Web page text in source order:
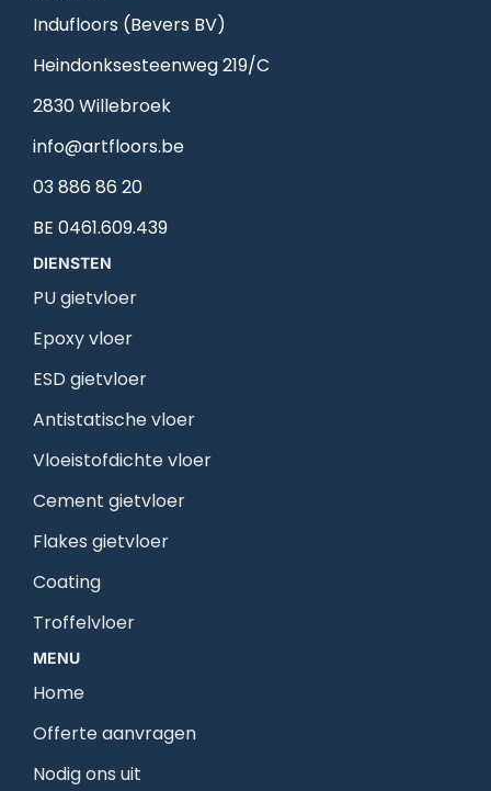
Indufloors (Bevers BV)
Heindonksesteenweg 219/C
2830 Willebroek
info@artfloors.be
03 886 86 20
BE 0461.609.439
DIENSTEN
PU gietvloer
Epoxy vloer
ESD gietvloer
Antistatische vloer
Vloeistofdichte vloer
Cement gietvloer
Flakes gietvloer
Coating
Troffelvloer
MENU
Home
Offerte aanvragen
Nodig ons uit